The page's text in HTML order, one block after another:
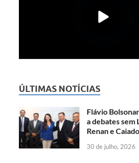
ÚLTIMAS NOTÍCIAS
Flávio
a debates sem
Renan e Caiado
30 de julho, 2026